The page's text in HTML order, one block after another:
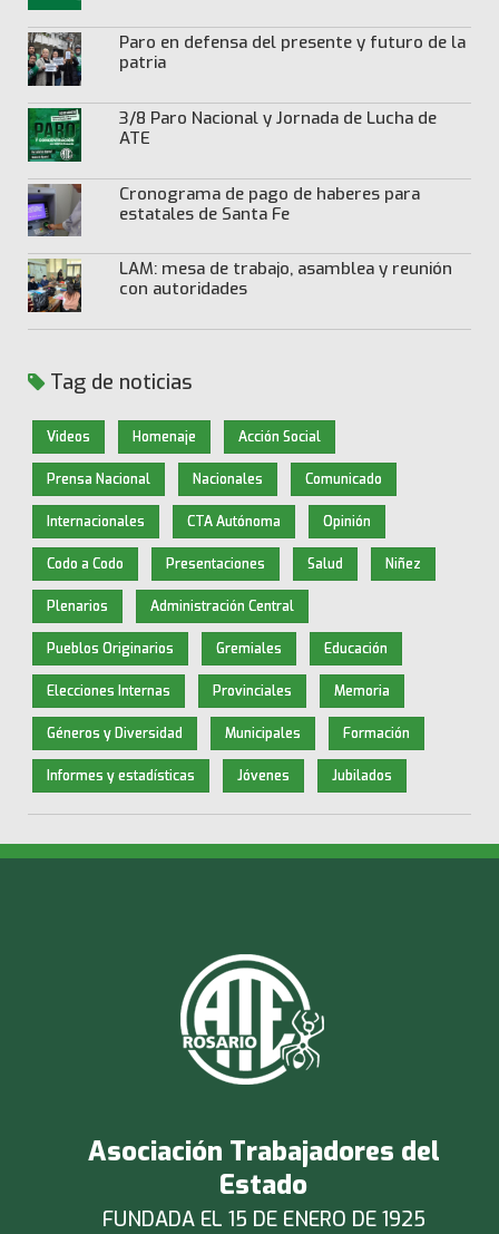
Paro en defensa del presente y futuro de la
patria
3/8 Paro Nacional y Jornada de Lucha de
ATE
Cronograma de pago de haberes para
estatales de Santa Fe
LAM: mesa de trabajo, asamblea y reunión
con autoridades
Tag de noticias
Videos Homenaje Acción Social
Prensa Nacional Nacionales Comunicado
Internacionales CTA Autónoma Opinión
Codo a Codo Presentaciones Salud Niñez
Plenarios Administración Central
Pueblos Originarios Gremiales Educación
Elecciones Internas Provinciales Memoria
Géneros y Diversidad Municipales Formación
Informes y estadísticas Jóvenes Jubilados
Asociación Trabajadores del
Estado
FUNDADA EL 15 DE ENERO DE 1925